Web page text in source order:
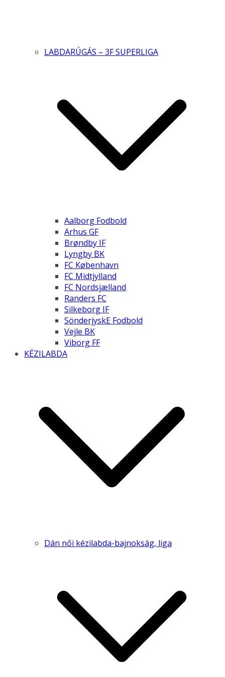
LABDARÚGÁS – 3F SUPERLIGA
Aalborg Fodbold
Arhus GF
Brøndby IF
Lyngby BK
FC København
FC Midtjylland
FC Nordsjælland
Randers FC
Silkeborg IF
SönderjyskE Fodbold
Vejle BK
Viborg FF
KÉZILABDA
Dán női kézilabda-bajnokság, liga